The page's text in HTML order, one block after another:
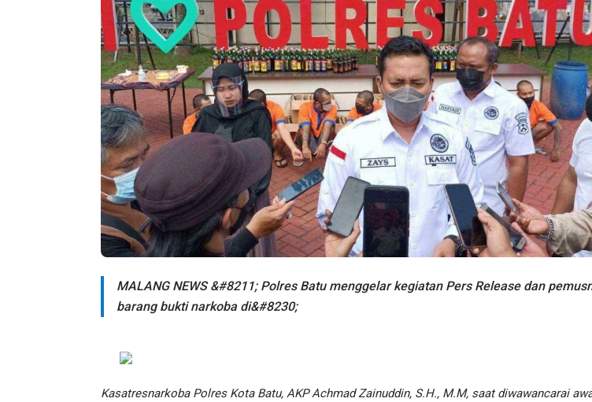
MALANG NEWS &#8211; Polres Batu menggelar kegiatan Pers Release dan
barang bukti narkoba di&#8230;
Kasatresnarkoba Polres Kota Batu, AKP Achmad Zainuddin, S.H., M.M, saat diwawancarai